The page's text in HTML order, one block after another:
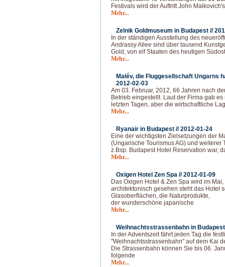
Festivals wird der Auftritt John
Mehr...
Zelnik Goldmuseum in Budapest //
In der ständigen Ausstellung des
Andrassy Allee sind über tausend
Gold, von elf Staaten des heutigen
Mehr...
Malév, die Fluggesellschaft Ungarns
2012-02-03
Am 03. Februar, 2012, 66 Jahren nach
Betrieb eingestellt. Laut der Firma gab
letzten Tagen, aber die wirtschaftliche
Mehr...
Ryanair in Budapest //2012-01-24
Eine der wichtigsten Zielsetzungen der
(Ungarische Tourismus AG) und weiterer
z.Bsp. Budapest Hotel Reservation war,
Mehr...
Oxigen Hotel Zen Spa //2012-01-09
Das Oxigen Hotel & Zen Spa wird im
architektonisch gesehen steht das Hotel
Glasoberflächen, die Naturprodukte,
der wunderschöne japanische
Mehr...
Weihnachtsstrassenbahn in
In der Adventszeit fährt jeden Tag die
"Weihnachtsstrassenbahn" auf dem Kai
Die Strassenbahn können Sie bis 06.
folgende
Mehr...